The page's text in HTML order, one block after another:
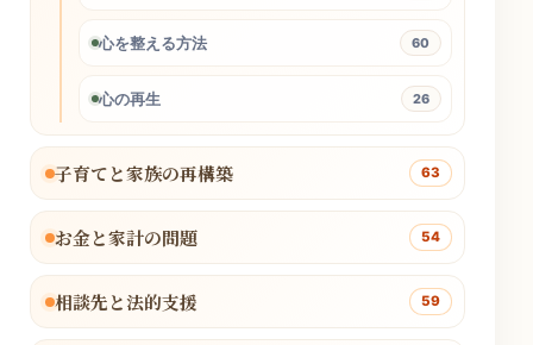
心を整える方法 60
心の再生 26
子育てと家族の再構築 63
お金と家計の問題 54
相談先と法的支援 59